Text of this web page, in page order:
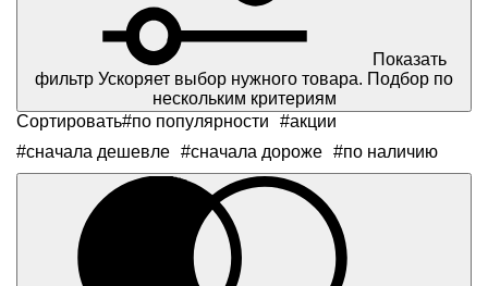
Показать
фильтр Ускоряет выбор нужного товара. Подбор по
нескольким критериям
Сортировать#по популярности
#акции
#сначала дешевле #сначала дороже #по наличию